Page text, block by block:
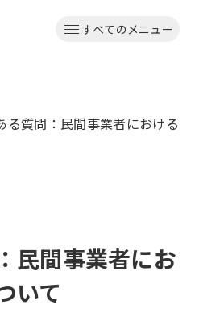
すべてのメニュー
る質問：民間事業者における
民間事業者にお
いて